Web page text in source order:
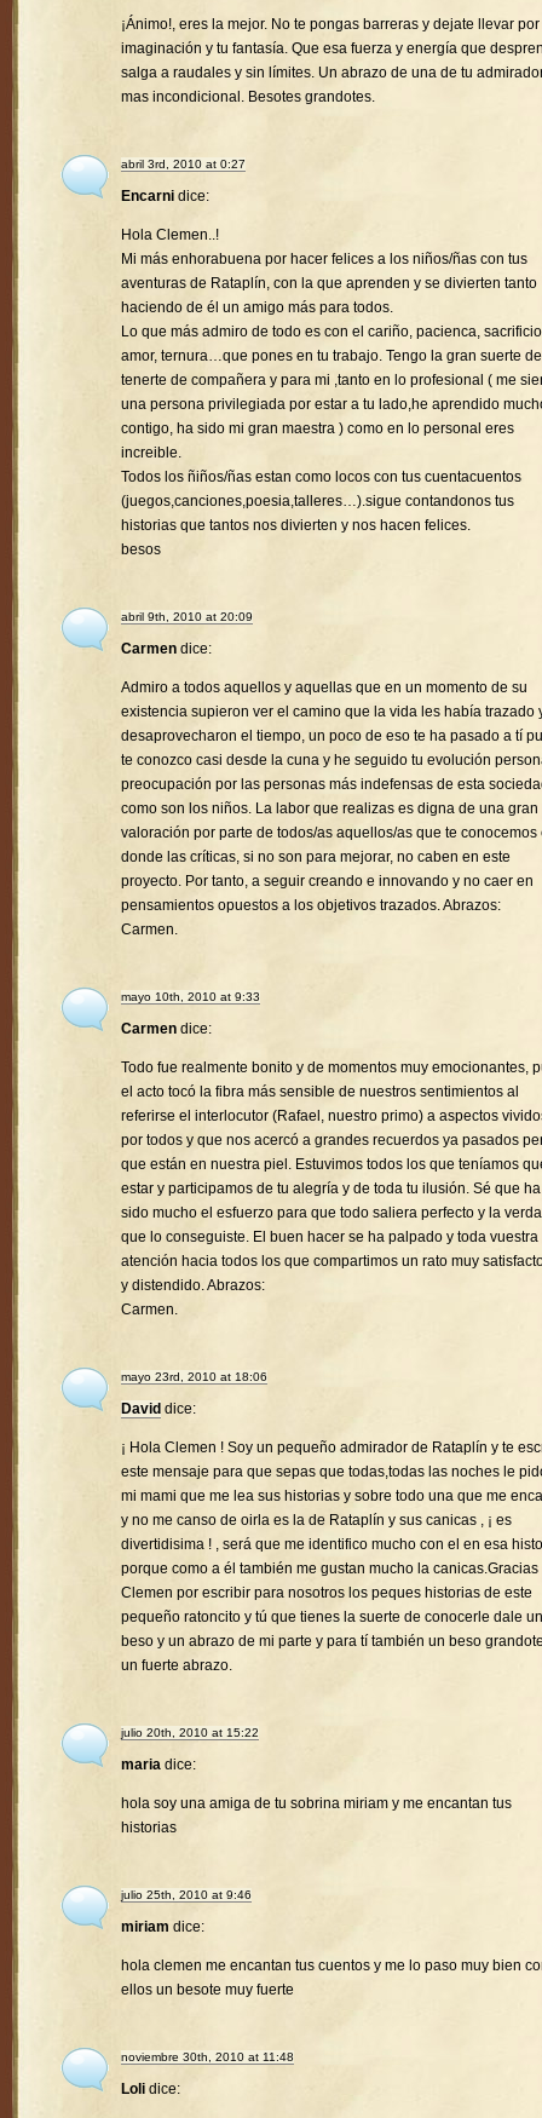
¡Ánimo!, eres la mejor. No te pongas barreras y dejate llevar por
imaginación y tu fantasía. Que esa fuerza y energía que
salga a raudales y sin límites. Un abrazo de una de tu
mas incondicional. Besotes grandotes.
abril 3rd, 2010 at 0:27
Encarni dice:
Hola Clemen..!
Mi más enhorabuena por hacer felices a los niños/ñas con tus
aventuras de Rataplín, con la que aprenden y se divierten tanto
haciendo de él un amigo más para todos.
Lo que más admiro de todo es con el cariño, pacienca,
amor, ternura…que pones en tu trabajo. Tengo la gran suerte de
tenerte de compañera y para mi ,tanto en lo profesional ( me
una persona privilegiada por estar a tu lado,he aprendido
contigo, ha sido mi gran maestra ) como en lo personal eres
increible.
Todos los ñiños/ñas estan como locos con tus cuentacuentos
(juegos,canciones,poesia,talleres…).sigue contandonos tus
historias que tantos nos divierten y nos hacen felices.
besos
abril 9th, 2010 at 20:09
Carmen dice:
Admiro a todos aquellos y aquellas que en un momento de su
existencia supieron ver el camino que la vida les había trazado
desaprovecharon el tiempo, un poco de eso te ha pasado a tí
te conozco casi desde la cuna y he seguido tu evolución
preocupación por las personas más indefensas de esta
como son los niños. La labor que realizas es digna de una gran
valoración por parte de todos/as aquellos/as que te conocemos
donde las críticas, si no son para mejorar, no caben en este
proyecto. Por tanto, a seguir creando e innovando y no caer en
pensamientos opuestos a los objetivos trazados. Abrazos:
Carmen.
mayo 10th, 2010 at 9:33
Carmen dice:
Todo fue realmente bonito y de momentos muy emocionantes,
el acto tocó la fibra más sensible de nuestros sentimientos al
referirse el interlocutor (Rafael, nuestro primo) a aspectos
por todos y que nos acercó a grandes recuerdos ya pasados
que están en nuestra piel. Estuvimos todos los que teníamos
estar y participamos de tu alegría y de toda tu ilusión. Sé que ha
sido mucho el esfuerzo para que todo saliera perfecto y la
que lo conseguiste. El buen hacer se ha palpado y toda vuestra
atención hacia todos los que compartimos un rato muy
y distendido. Abrazos:
Carmen.
mayo 23rd, 2010 at 18:06
David dice:
¡ Hola Clemen ! Soy un pequeño admirador de Rataplín y te
este mensaje para que sepas que todas,todas las noches le
mi mami que me lea sus historias y sobre todo una que me
y no me canso de oirla es la de Rataplín y sus canicas , ¡ es
divertidisima ! , será que me identifico mucho con el en esa
porque como a él también me gustan mucho la canicas.Gracias
Clemen por escribir para nosotros los peques historias de este
pequeño ratoncito y tú que tienes la suerte de conocerle dale un
beso y un abrazo de mi parte y para tí también un beso
un fuerte abrazo.
julio 20th, 2010 at 15:22
maria dice:
hola soy una amiga de tu sobrina miriam y me encantan tus
historias
julio 25th, 2010 at 9:46
miriam dice:
hola clemen me encantan tus cuentos y me lo paso muy bien
ellos un besote muy fuerte
noviembre 30th, 2010 at 11:48
Loli dice: